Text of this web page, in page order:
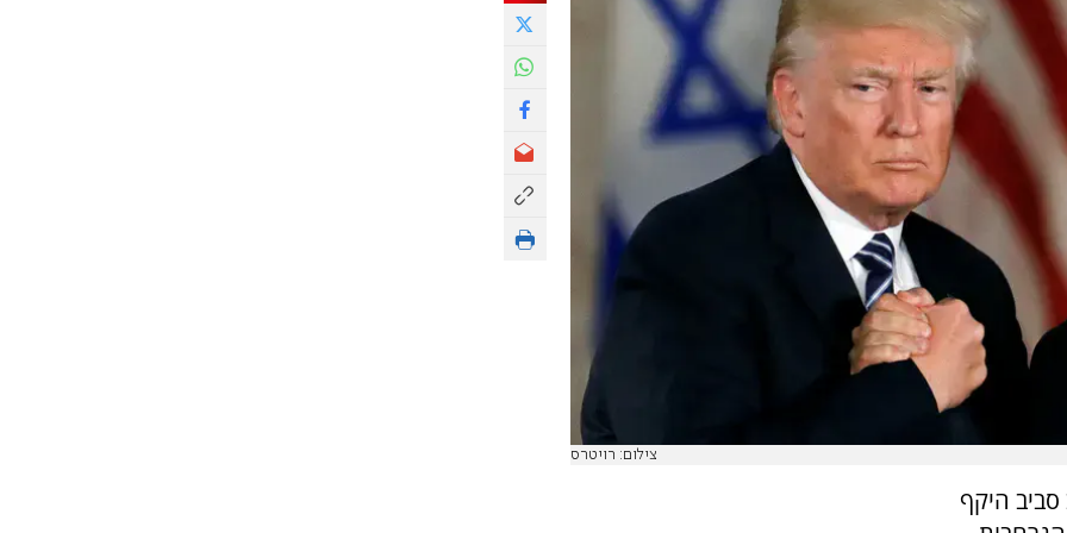
צילום: רויטרס
סביב היקף